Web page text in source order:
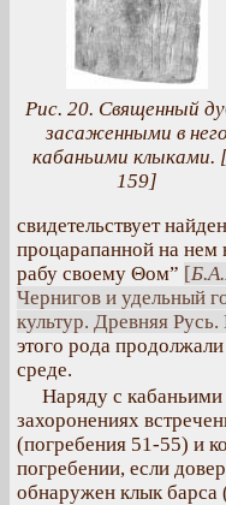
Рис. 20. Священный
засаженными в него
кабаньими клыками.
159]
свидетельствует
процарапанной на
рабу своему Θом” [
Чернигов и удельный
культур. Древняя
этого рода
среде.
Наряду с
захоронениях
(погребения 51-55) и
погребении, если
обнаружен клык барса